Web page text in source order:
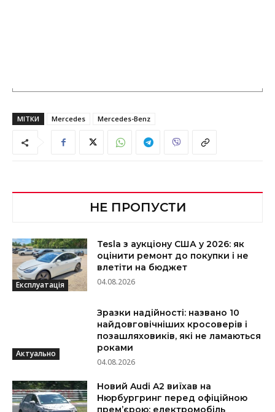
МІТКИ Mercedes Mercedes-Benz
НЕ ПРОПУСТИ
Експлуатація
Tesla з аукціону США у 2026: як
оцінити ремонт до покупки і не
влетіти на бюджет
04.08.2026
Актуально
Зразки надійності: названо 10
найдовговічніших кросоверів і
позашляховиків, які не ламаються
роками
04.08.2026
Новий Audi A2 виїхав на
Нюрбургринг перед офіційною
прем’єрою: електромобіль